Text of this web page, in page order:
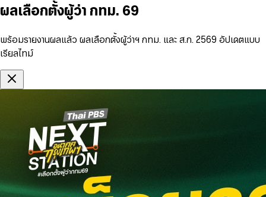
ผลเลือกตั้งผู้ว่า กทม. 69
พร้อมรายงานผลแล้ว ผลเลือกตั้งผู้ว่าฯ กทม. และ ส.ก. 2569 อัปเดตแบบ
เรียลไทม์